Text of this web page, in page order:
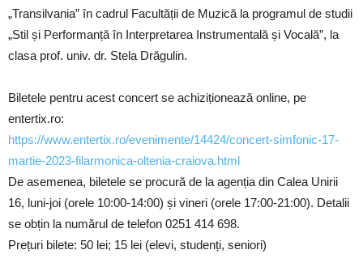
„Transilvania” în cadrul Facultății de Muzică la programul de studii
„Stil și Performanță în Interpretarea Instrumentală și Vocală”, la
clasa prof. univ. dr. Stela Drăgulin.
Biletele pentru acest concert se achiziționează online, pe
entertix.ro:
https://www.entertix.ro/evenimente/14424/concert-simfonic-17-
martie-2023-filarmonica-oltenia-craiova.html
De asemenea, biletele se procură de la agenția din Calea Unirii
16, luni-joi (orele 10:00-14:00) și vineri (orele 17:00-21:00). Detalii
se obțin la numărul de telefon 0251 414 698.
Prețuri bilete: 50 lei; 15 lei (elevi, studenți, seniori)